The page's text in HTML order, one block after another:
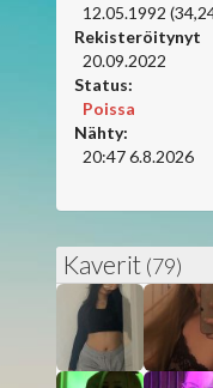
12.05.1992
Rekisteröitynyt
20.09.2022
Status:
Poissa
Nähty:
20:47 6.8.2026
Kaverit (79)